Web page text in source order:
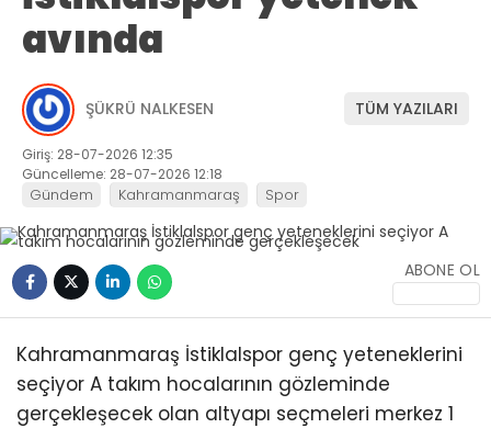
avında
ŞÜKRÜ NALKESEN TÜM YAZILARI
Giriş: 28-07-2026 12:35
Güncelleme: 28-07-2026 12:18
Gündem Kahramanmaraş Spor
ABONE OL
Kahramanmaraş İstiklalspor genç yeteneklerini
seçiyor A takım hocalarının gözleminde
gerçekleşecek olan altyapı seçmeleri merkez 1